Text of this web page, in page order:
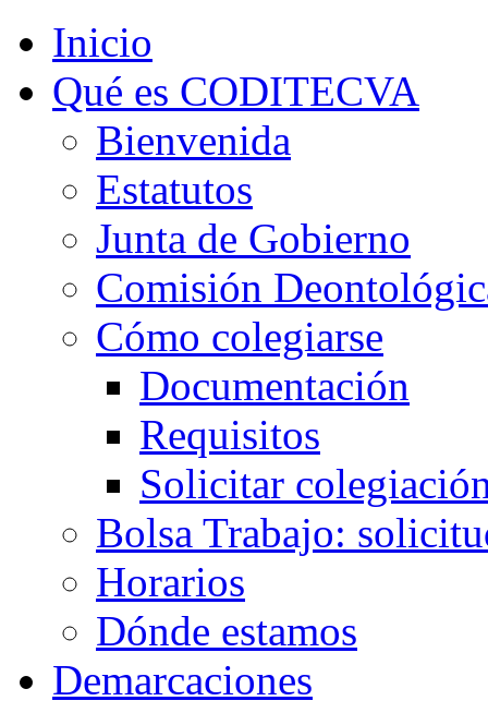
Inicio
Qué es CODITECVA
Bienvenida
Estatutos
Junta de Gobierno
Comisión
Cómo colegiarse
Documentación
Requisitos
Solicitar
Bolsa Trabajo:
Horarios
Dónde estamos
Demarcaciones